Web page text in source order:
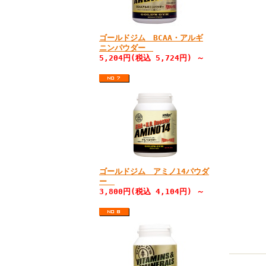
ゴールドジム BCAA・アルギ
ニンパウダー
5,204円(税込 5,724円) ～
ゴールドジム アミノ14パウダ
ー
3,800円(税込 4,104円) ～